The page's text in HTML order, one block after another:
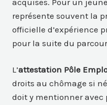
représente souvent la
officielle d’expérience
pour la suite du
L’attestation Pôle
droits au chômage si
doit y mentionner avec